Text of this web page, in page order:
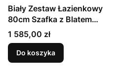
Biały Zestaw Łazienkowy
80cm Szafka z Blatem
Regał Umywalka Słupek
Ryflowane Fronty Arcos
Cena
1 585,00 zł
Do koszyka